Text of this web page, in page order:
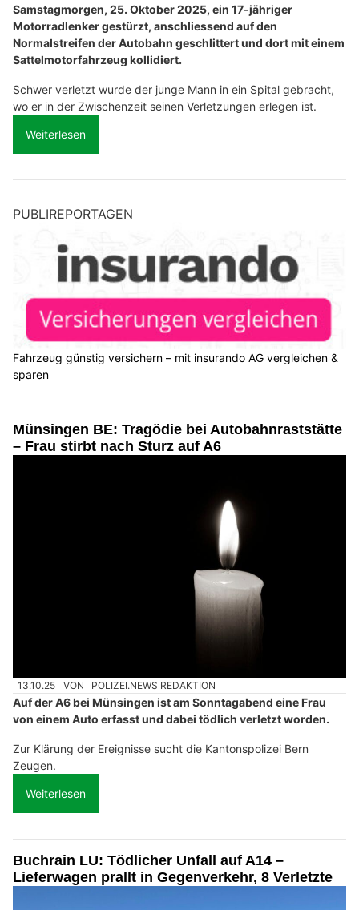
Samstagmorgen, 25. Oktober 2025, ein 17-jähriger
Motorradlenker gestürzt, anschliessend auf den
Normalstreifen der Autobahn geschlittert und dort mit einem
Sattelmotorfahrzeug kollidiert.
Schwer verletzt wurde der junge Mann in ein Spital gebracht,
wo er in der Zwischenzeit seinen Verletzungen erlegen ist.
Weiterlesen
PUBLIREPORTAGEN
Fahrzeug günstig versichern – mit insurando AG vergleichen &
sparen
Münsingen BE: Tragödie bei Autobahnraststätte
– Frau stirbt nach Sturz auf A6
13.10.25 VON POLIZEI.NEWS REDAKTION
Auf der A6 bei Münsingen ist am Sonntagabend eine Frau
von einem Auto erfasst und dabei tödlich verletzt worden.
Zur Klärung der Ereignisse sucht die Kantonspolizei Bern
Zeugen.
Weiterlesen
Buchrain LU: Tödlicher Unfall auf A14 –
Lieferwagen prallt in Gegenverkehr, 8 Verletzte